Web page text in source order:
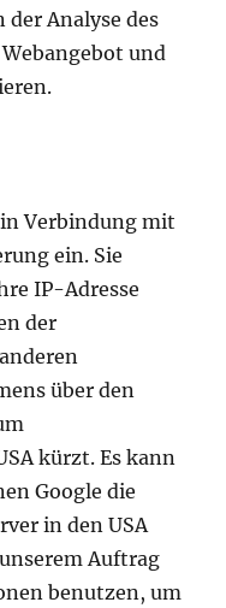
Analyse des
und
Verbindung mit
ein. Sie
IP-Adresse
der
über den
kürzt. Es kann
Google die
in den USA
Auftrag
benutzen, um